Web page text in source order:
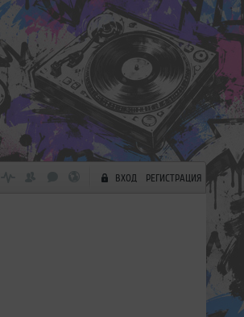
ВХОД РЕГИСТРАЦИЯ